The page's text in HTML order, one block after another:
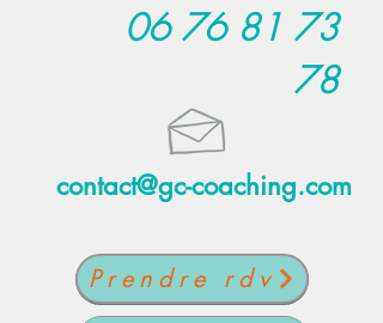
06 76 81 73
78
contact@gc-coaching.com
Prendre rdv